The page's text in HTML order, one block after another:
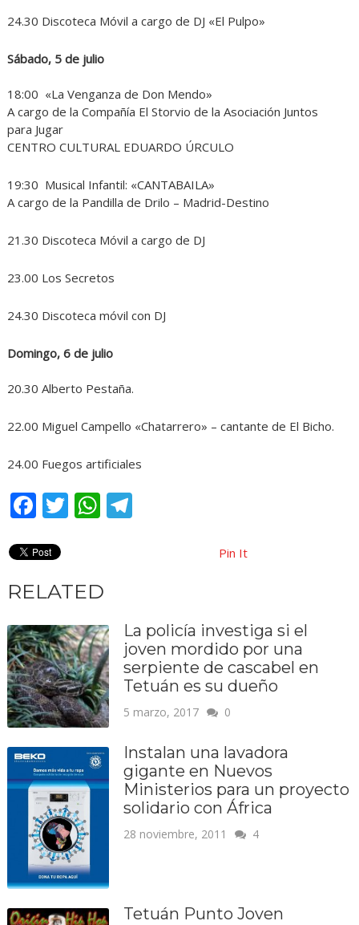
24.30 Discoteca Móvil a cargo de DJ «El Pulpo»
Sábado, 5 de julio
18:00 «La Venganza de Don Mendo»
A cargo de la Compañía El Storvio de la Asociación Juntos
para Jugar
CENTRO CULTURAL EDUARDO ÚRCULO
19:30 Musical Infantil: «CANTABAILA»
A cargo de la Pandilla de Drilo – Madrid-Destino
21.30 Discoteca Móvil a cargo de DJ
23.00 Los Secretos
24.30 Discoteca móvil con DJ
Domingo, 6 de julio
20.30 Alberto Pestaña.
22.00 Miguel Campello «Chatarrero» – cantante de El Bicho.
24.00 Fuegos artificiales
Facebook
Twitter
WhatsApp
Telegram
Pin It
RELATED
La policía investiga si el
joven mordido por una
serpiente de cascabel en
Tetuán es su dueño
5 marzo, 2017 0
Instalan una lavadora
gigante en Nuevos
Ministerios para un proyecto
solidario con África
28 noviembre, 2011 4
Tetuán Punto Joven